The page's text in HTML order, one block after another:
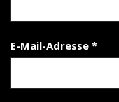
E-Mail-Adresse *